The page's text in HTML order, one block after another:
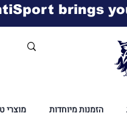
brings
הזמנות מיוחדות מוצרי